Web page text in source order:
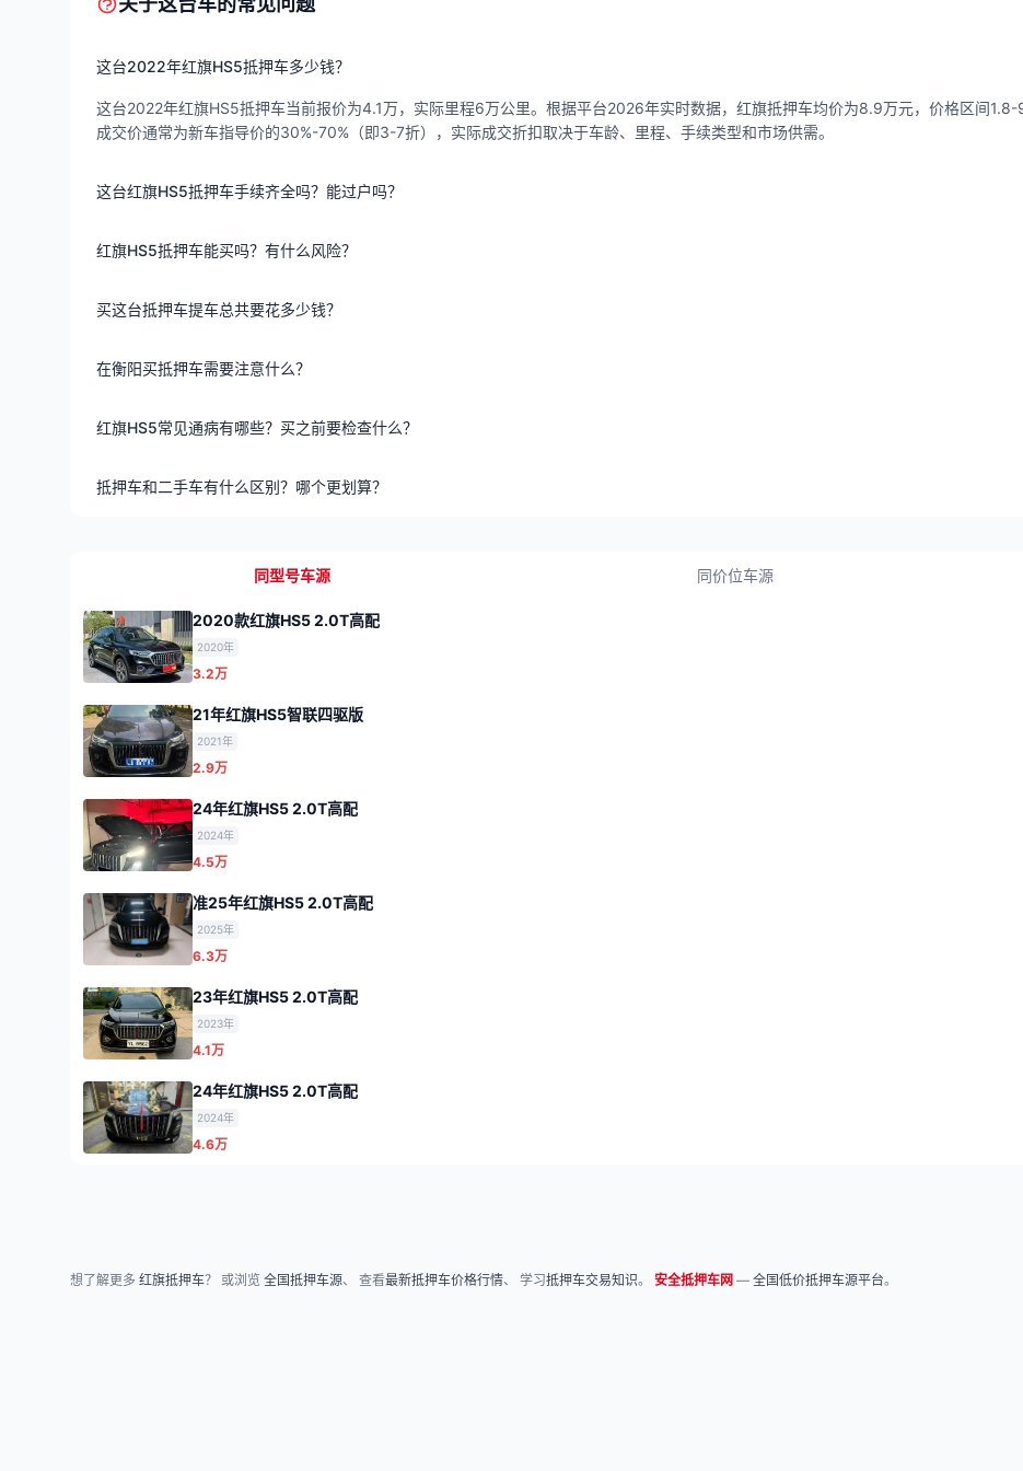
这台2022年红旗HS5抵押车多少钱？
这台2022年红旗HS5抵押车当前报价为4.1万，实际里程6万公里。根据平台2026年实时数据，红旗抵押车均价为8.9万元，价格区间
成交价通常为新车指导价的30%-70%（即3-7折），实际成交折扣取决于车龄、里程、手续类型和市场供需。
这台红旗HS5抵押车手续齐全吗？能过户吗？
红旗HS5抵押车能买吗？有什么风险？
买这台抵押车提车总共要花多少钱？
在衡阳买抵押车需要注意什么？
红旗HS5常见通病有哪些？买之前要检查什么？
抵押车和二手车有什么区别？哪个更划算？
同型号车源 同价位车源
2020款红旗HS5 2.0T高配
2020年
3.2万
21年红旗HS5智联四驱版
2021年
2.9万
24年红旗HS5 2.0T高配
2024年
4.5万
准25年红旗HS5 2.0T高配
2025年
6.3万
23年红旗HS5 2.0T高配
2023年
4.1万
24年红旗HS5 2.0T高配
2024年
4.6万
想了解更多 红旗抵押车？ 或浏览 全国抵押车源、 查看最新抵押车价格行情、 学习抵押车交易知识。 安全抵押车网 — 全国低价抵押车源平台。